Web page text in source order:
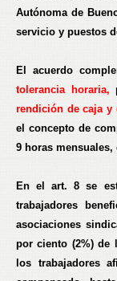
Autónoma de
servicio y puestos
El acuerdo
tolerancia horaria,
rendición de caja y
el concepto de
9 horas
En el art. 8 se
trabajadores
asociaciones
por ciento (2%) de
los trabajadores